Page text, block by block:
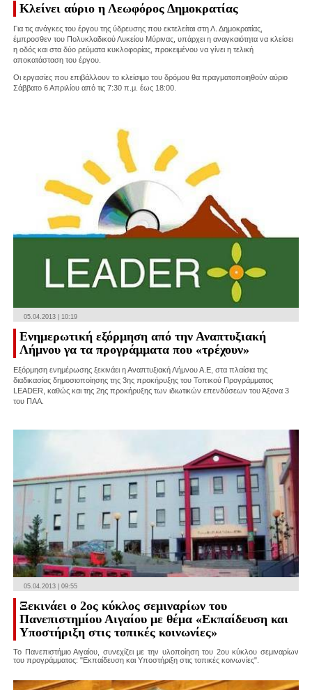
Κλείνει αύριο η Λεωφόρος Δημοκρατίας
Για τις ανάγκες του έργου της ύδρευσης που εκτελείται στη Λ. Δημοκρατίας,
έμπροσθεν του Πολυκλαδικού Λυκείου Μύρινας, υπάρχει η αναγκαιότητα να κλείσει
η οδός και στα δύο ρεύματα κυκλοφορίας, προκειμένου να γίνει η τελική
αποκατάσταση του έργου.
Οι εργασίες που επιβάλλουν το κλείσιμο του δρόμου θα πραγματοποιηθούν αύριο
Σάββατο 6 Απριλίου από τις 7:30 π.μ. έως 18:00.
05.04.2013 | 10:19
Ενημερωτική εξόρμηση από την Αναπτυξιακή
Λήμνου γα τα προγράμματα που «τρέχουν»
Εξόρμηση ενημέρωσης ξεκινάει η Αναπτυξιακή Λήμνου Α.Ε, στα πλαίσια της
διαδικασίας δημοσιοποίησης της 3ης προκήρυξης του Τοπικού Προγράμματος
LEADER, καθώς και της 2ης προκήρυξης των ιδιωτικών επενδύσεων του Άξονα 3
του ΠΑΑ.
05.04.2013 | 09:55
Ξεκινάει ο 2ος κύκλος σεμιναρίων του
Πανεπιστημίου Αιγαίου με θέμα «Εκπαίδευση και
Υποστήριξη στις τοπικές κοινωνίες»
Το Πανεπιστήμιο Αιγαίου, συνεχίζει με την υλοποίηση του 2ου κύκλου σεμιναρίων
του προγράμματος: "Εκπαίδευση και Υποστήριξη στις τοπικές κοινωνίες".